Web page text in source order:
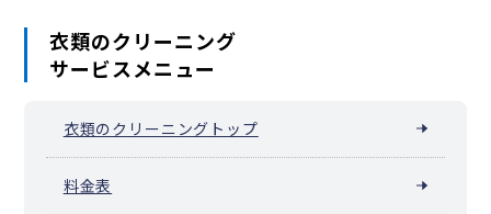
衣類のクリーニング
サービスメニュー
衣類のクリーニングトップ
料金表